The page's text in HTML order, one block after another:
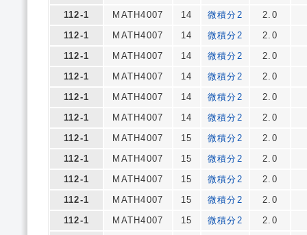
112-1
MATH4007 14 微積分2
2.0
112-1
MATH4007 14 微積分2
2.0
112-1
MATH4007 14 微積分2
2.0
112-1
MATH4007 14 微積分2
2.0
112-1
MATH4007 14 微積分2
2.0
112-1
MATH4007 14 微積分2
2.0
112-1
MATH4007 15 微積分2
2.0
112-1
MATH4007 15 微積分2
2.0
112-1
MATH4007 15 微積分2
2.0
112-1
MATH4007 15 微積分2
2.0
112-1
MATH4007 15 微積分2
2.0